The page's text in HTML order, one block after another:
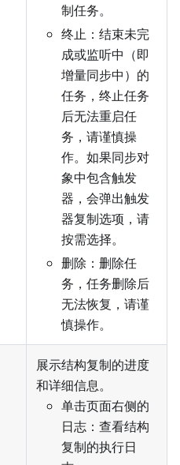
制任务。
终止：结束未完
成或监听中（即
增量同步中）的
任务，终止任务
后无法重启任
务，请谨慎操
作。如果同步对
象中包含触发
器，会弹出触发
器复制选项，请
按需选择。
删除：删除任
务，任务删除后
无法恢复，请谨
慎操作。
展示结构复制的进度
和详细信息。
单击页面右侧的
日志：查看结构
复制的执行日